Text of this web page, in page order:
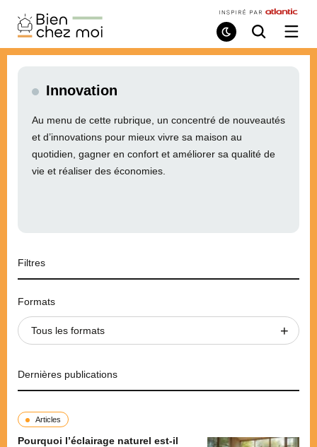
Bien
Chez
Moi
Mode
de
Recherche
/
Innovation
Au menu de cette rubrique, un concentré de nouveautés
et d’innovations pour mieux vivre sa maison au
quotidien, gagner en confort et améliorer sa qualité de
vie et réaliser des économies.
Filtres
Formats
Tous les formats
Dernières publications
Articles
Pourquoi l’éclairage naturel est-il